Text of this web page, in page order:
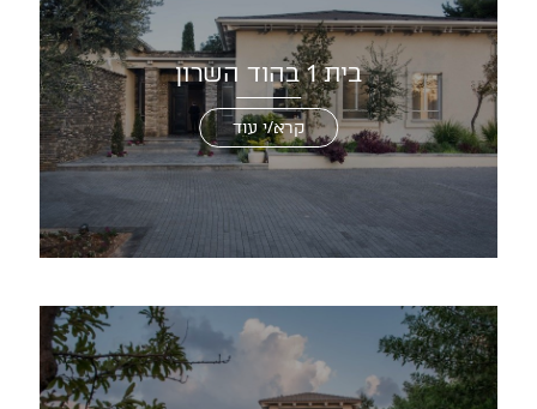
בית 1 בהוד השרון
קרא/י עוד